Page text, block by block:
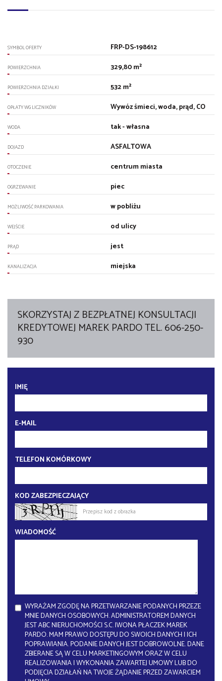
SYMBOL OFERTY FRP-DS-198612
POWIERZCHNIA 329,80 m²
POWIERZCHNIA DZIAŁKI 532 m²
OPŁATY WG LICZNIKÓW Wywóz śmieci, woda, prąd, CO
WODA tak - własna
DOJAZD ASFALTOWA
OTOCZENIE centrum miasta
OGRZEWANIE piec
MOŻLIWOŚĆ PARKOWANIA w pobliżu
WEJŚCIE od ulicy
PRĄD jest
KANALIZACJA miejska
SKORZYSTAJ Z BEZPŁATNEJ KONSULTACJI
KREDYTOWEJ MAREK PARDO TEL. 606-250-
930
IMIĘ
E-MAIL
TELEFON KOMÓRKOWY
KOD ZABEZPIECZAJĄCY
WIADOMOŚĆ
WYRAŻAM ZGODĘ NA PRZETWARZANIE PODANYCH PRZEZE
MNIE DANYCH OSOBOWYCH. ADMINISTRATOREM DANYCH
JEST ABC NIERUCHOMOŚCI S.C. IWONA PŁACZEK MAREK
PARDO. MAM PRAWO DOSTĘPU DO SWOICH DANYCH I ICH
POPRAWIANIA. PODANIE DANYCH JEST DOBROWOLNE. DANE
ZBIERANE SĄ W CELU MARKETINGOWYM ORAZ W CELU
REALIZOWANIA I WYKONANIA ZAWARTEJ UMOWY LUB DO
PODJĘCIA DZIAŁAŃ NA TWOJE ŻĄDANIE PRZED ZAWARCIEM